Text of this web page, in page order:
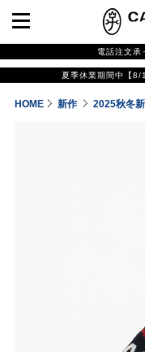
電話注文承
夏季休業期間中【
HOME 新作 2025秋冬